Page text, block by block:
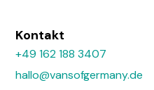
Kontakt
+49 162 188 3407
hallo@vansofgermany.de